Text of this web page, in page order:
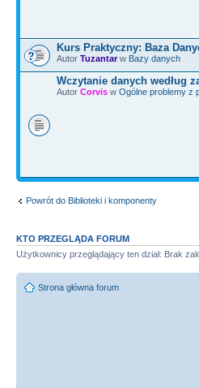
Kurs Praktyczny: Baza
Autor Tuzantarw Bazy danych
Wczytanie danych według
Autor Corvis w Ogólne problemy z
Powrót do Biblioteki i komponenty
KTO PRZEGLĄDA FORUM
Użytkownicy przeglądający ten dział: Brak
Strona główna forum